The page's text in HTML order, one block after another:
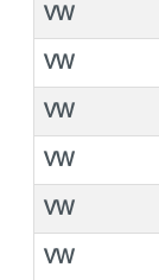
VW
VW
VW
VW
VW
VW